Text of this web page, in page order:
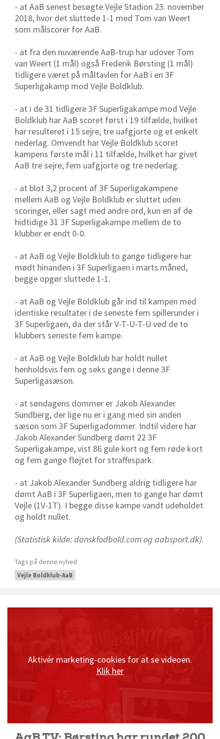
- at AaB senest besøgte Vejle Stadion 23. november
2018, hvor det sluttede 1-1 med Tom van Weert
som målscorer for AaB.
- at fra den nuværende AaB-trup har udover Tom
van Weert (1 mål) også Frederik Børsting (1 mål)
tidligere været på måltavlen for AaB i en 3F
Superligakamp mod Vejle Boldklub.
- at i de 31 tidligere 3F Superligakampe mod Vejle
Boldklub har AaB scoret først i 19 tilfælde, hvilket
har resulteret i 15 sejre, tre uafgjorte og et enkelt
nederlag. Omvendt har Vejle Boldklub scoret
kampens første mål i 11 tilfælde, hvilket har givet
AaB tre sejre, fem uafgjorte og tre nederlag.
- at blot 3,2 procent af 3F Superligakampene
mellem AaB og Vejle Boldklub er sluttet uden
scoringer, eller sagt med andre ord, kun en af de
hidtidige 31 3F Superligakampe mellem de to
klubber er endt 0-0.
- at AaB og Vejle Boldklub to gange tidligere har
mødt hinanden i 3F Superligaen i marts måned,
begge opgør sluttede 1-1.
- at AaB og Vejle Boldklub går ind til kampen med
identiske resultater i de seneste fem spillerunder i
3F Superligaen, da der står V-T-U-T-U ved de to
klubbers seneste fem kampe.
- at AaB og Vejle Boldklub har holdt nullet
henholdsvis fem og seks gange i denne 3F
Superligasæson.
- at søndagens dommer er Jakob Alexander
Sundberg, der lige nu er i gang med sin anden
sæson som 3F Superligadommer. Indtil videre har
Jakob Alexander Sundberg dømt 22 3F
Superligakampe, vist 86 gule kort og fem røde kort
og fem gange fløjtet for straffespark.
- at Jakob Alexander Sundberg aldrig tidligere har
dømt AaB i 3F Superligaen, men to gange har dømt
Vejle (1V-1T). I begge disse kampe vandt udeholdet
og holdt nullet.
(Statistisk kilde: danskfodbold.com og aabsport.dk).
Tags på denne nyhed
Vejle Boldklub-AaB
Aktivér marketing-cookies for at se videoen.
Klik her